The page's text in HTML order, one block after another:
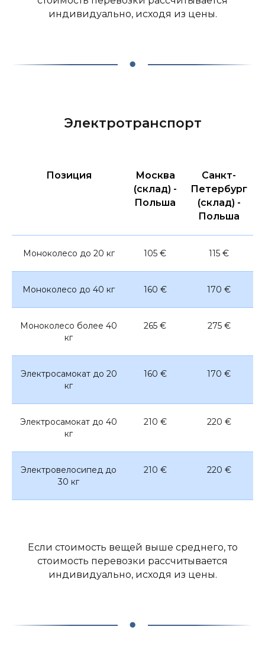
индивидуально, исходя из цены.
Электротранспорт
Позиция
Москва
(склад) -
Польша
Санкт-
Петербург
(склад) -
Польша
Моноколесо до 20 кг 105 € 115 €
Моноколесо до 40 кг 160 € 170 €
Моноколесо более 40
кг
265 € 275 €
Электросамокат до 20
кг
160 € 170 €
Электросамокат до 40
кг
210 € 220 €
Электровелосипед до
30 кг
210 € 220 €
Если стоимость вещей выше среднего, то
стоимость перевозки рассчитывается
индивидуально, исходя из цены.